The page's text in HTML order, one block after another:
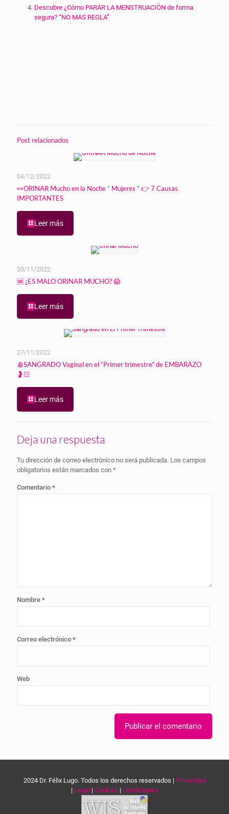
Descubre ¿Cómo PARAR LA MENSTRUACIÓN de forma
segura? “NO MAS REGLA”
Post relacionados
04/12/2022
👀ORINAR Mucho en la Noche ” Mujeres ” 👉 7 Causas
IMPORTANTES
Leer más
30/11/2022
🆘 ¿ES MALO ORINAR MUCHO? 😱
Leer más
27/11/2022
🩸SANGRADO Vaginal en el “Primer trimestre” de EMBARAZO
🤰🏻
Leer más
Deja una respuesta
Tu dirección de correo electrónico no será publicada. Los campos
obligatorios están marcados con *
Comentario *
Nombre *
Correo electrónico *
Web
2024 Dr. Félix Lugo. Todos los derechos reservados | Privacidad
| Legal | Cookies | Condiciones